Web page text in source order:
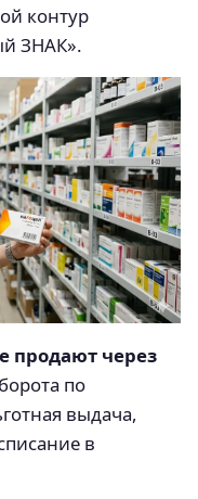
контур
ЗНАК».
продают через
по
выдача,
в